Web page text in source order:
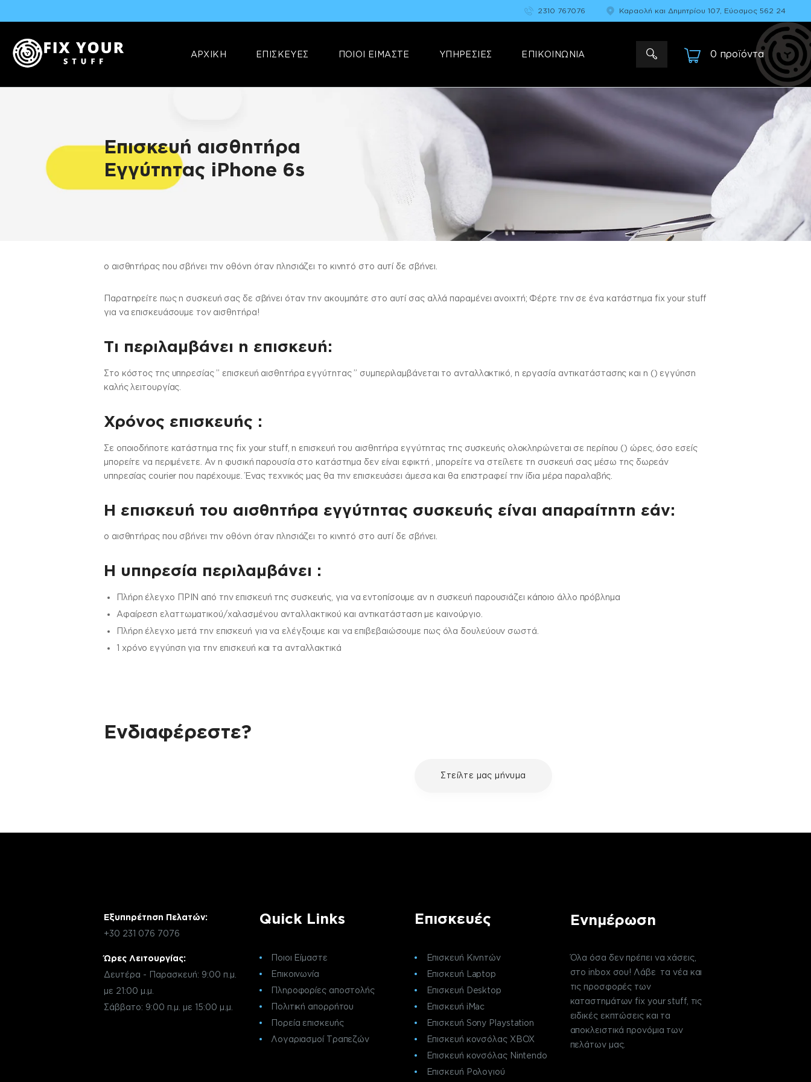
2310 767076 Καραολή και Δημητρίου 107, Εύοσμος 562 24
ΑΡΧΙΚΗ ΕΠΙΣΚΕΥΕΣ ΠΟΙΟΙ ΕΙΜΑΣΤΕ ΥΠΗΡΕΣΙΕΣ ΕΠΙΚΟΙΝΩΝΙΑ 0 προϊόντα-
Επισκευές & Πωλήσεις Ηλεκτρονικών Συσκευών &Αξεσουάρ
Επισκευή αισθητήρα
Εγγύτητας iPhone 6s
ο αισθητήρας που σβήνει την οθόνη όταν πλησιάζει το κινητό στο αυτί δε σβήνει.
Παρατηρείτε πως η συσκευή σας δε σβήνει όταν την ακουμπάτε στο αυτί σας αλλά παραμένει ανοιχτή; Φέρτε την σε ένα κατάστημα fix your stuff
για να επισκευάσουμε τον αισθητήρα!
Τι περιλαμβάνει η επισκευή:
Στo κόστος της υπηρεσίας ” επισκευή αισθητήρα εγγύτητας ” συμπεριλαμβάνεται το ανταλλακτικό, η εργασία αντικατάστασης και η () εγγύηση
καλής λειτουργίας.
Χρόνος επισκευής :
Σε οποιοδήποτε κατάστημα της fix your stuff, η επισκευή του αισθητήρα εγγύτητας της συσκευής ολοκληρώνεται σε περίπου () ώρες, όσο εσείς
μπορείτε να περιμένετε. Αν η φυσική παρουσία στο κατάστημα δεν είναι εφικτή , μπορείτε να στείλετε τη συσκευή σας μέσω της δωρεάν
υπηρεσίας courier που παρέχουμε. Ένας τεχνικός μας θα την επισκευάσει άμεσα και θα επιστραφεί την ίδια μέρα παραλαβής.
Η επισκευή του αισθητήρα εγγύτητας συσκευής είναι απαραίτητη εάν:
ο αισθητήρας που σβήνει την οθόνη όταν πλησιάζει το κινητό στο αυτί δε σβήνει.
H υπηρεσία περιλαμβάνει :
Πλήρη έλεγχο ΠΡΙΝ από την επισκευή της συσκευής, για να εντοπίσουμε αν η συσκευή παρουσιάζει κάποιο άλλο πρόβλημα
Αφαίρεση ελαττωματικού/χαλασμένου ανταλλακτικού και αντικατάσταση με καινούργιο.
Πλήρη έλεγχο μετά την επισκευή για να ελέγξουμε και να επιβεβαιώσουμε πως όλα δουλεύουν σωστά.
1 χρόνο εγγύηση για την επισκευή και τα ανταλλακτικά
Ενδιαφέρεστε?
Στείλτε μας μήνυμα
Εξυπηρέτηση Πελατών:
+30 231 076 7076
Ώρες Λειτουργίας:
Δευτέρα - Παρασκευή: 9:00 π.μ.
με 21:00 μ.μ.
Σάββατο: 9:00 π.μ. με 15:00 μ.μ.
Quick Links
Ποιοι Είμαστε
Επικοινωνία
Πληροφορίες αποστολής
Πολιτική απορρήτου
Πορεία επισκευής
Λογαριασμοί Τραπεζών
Επισκευές
Επισκευή Κινητών
Επισκευή Laptop
Επισκευή Desktop
Επισκευή iMac
Επισκευή Sony Playstation
Επισκευή κονσόλας XBOX
Επισκευή κονσόλας Nintendo
Επισκευή Ρολογιού
Ενημέρωση
Όλα όσα δεν πρέπει να χάσεις,
στο inbox σου! Λάβε τα νέα και
τις προσφορές των
καταστημάτων fix your stuff, τις
ειδικές εκπτώσεις και τα
αποκλειστικά προνόμια των
πελάτων μας.